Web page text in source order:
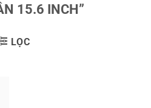
15.6 INCH”
LỌC